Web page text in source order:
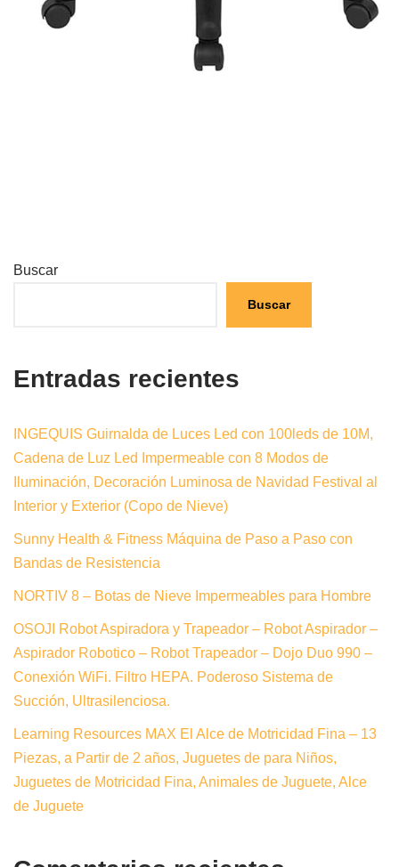
Buscar
Buscar
Entradas recientes
INGEQUIS Guirnalda de Luces Led con 100leds de 10M,
Cadena de Luz Led Impermeable con 8 Modos de
Iluminación, Decoración Luminosa de Navidad Festival al
Interior y Exterior (Copo de Nieve)
Sunny Health & Fitness Máquina de Paso a Paso con
Bandas de Resistencia
NORTIV 8 – Botas de Nieve Impermeables para Hombre
OSOJI Robot Aspiradora y Trapeador – Robot Aspirador –
Aspirador Robotico – Robot Trapeador – Dojo Duo 990 –
Conexión WiFi. Filtro HEPA. Poderoso Sistema de
Succión, Ultrasilenciosa.
Learning Resources MAX El Alce de Motricidad Fina – 13
Piezas, a Partir de 2 años, Juguetes de para Niños,
Juguetes de Motricidad Fina, Animales de Juguete, Alce
de Juguete